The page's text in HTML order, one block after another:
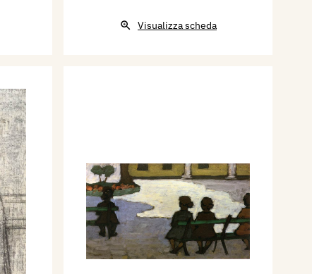
Visualizza scheda